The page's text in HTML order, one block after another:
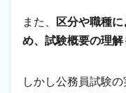
また、
区分や職種
め、試験概要の理
しかし公務員試験